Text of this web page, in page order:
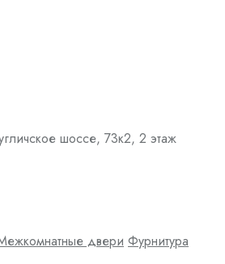
шоссе, 73к2, 2 этаж
двери Фурнитура